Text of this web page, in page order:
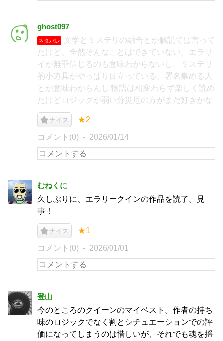
ghost097
ネタバレ
文学とミステリの融合とか解説では言って
たけど、全然そんなことはできていない。エラリ
イが無罪信じるのも意味わからないし、ミステリ
的小道具がやっぱり目立っている。署名集める人
とか意味わからんし 物語は相変わらず楽しく読め
たけどロジックが弱い分災厄の方がまだ好きかな
ナイス ★2
コメント(0) 2026/01/14
むねくに
久しぶりに、エラリークインの作品を読了。見
事！
ナイス ★1
コメント(0) 2026/01/01
登山
今のところのクイーンのマイベスト。作者の持ち
味のロジックでなく割とシチュエーションでの評
価になってしまうのは惜しいが、それでも魂を揺